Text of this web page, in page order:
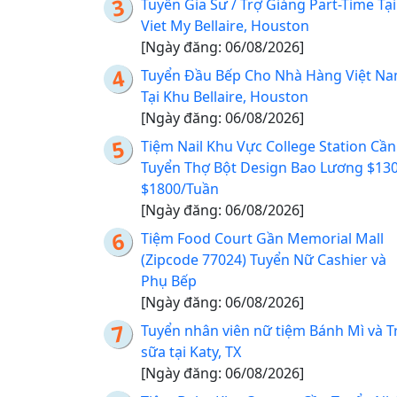
Tuyển Gia Sư / Trợ Giảng Part-Time
Viet My Bellaire, Houston
[Ngày đăng: 06/08/2026]
Tuyển Đầu Bếp Cho Nhà Hàng Việt
Tại Khu Bellaire, Houston
[Ngày đăng: 06/08/2026]
Tiệm Nail Khu Vực College Station Cần
Tuyển Thợ Bột Design Bao Lương
$1800/Tuần
[Ngày đăng: 06/08/2026]
Tiệm Food Court Gần Memorial Mall
(Zipcode 77024) Tuyển Nữ Cashier và
Phụ Bếp
[Ngày đăng: 06/08/2026]
Tuyển nhân viên nữ tiệm Bánh Mì và
sữa tại Katy, TX
[Ngày đăng: 06/08/2026]